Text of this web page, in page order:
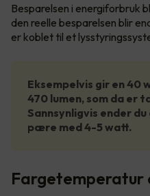
Besparelsen i energiforbruk
den reelle besparelsen blir
er koblet til et
Eksempelvis gir en
470 lumen, som da er
Sannsynligvis ender
pære med 4-5 watt.
Fargetemperatur